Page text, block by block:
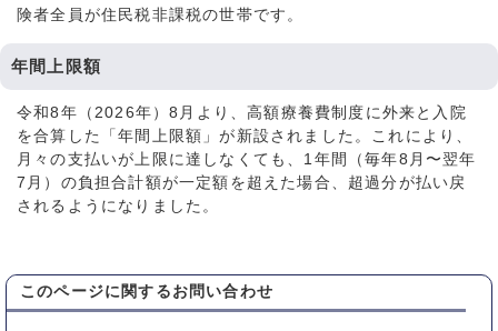
険者全員が住民税非課税の世帯です。
年間上限額
令和8年（2026年）8月より、高額療養費制度に外来と入院
を合算した「年間上限額」が新設されました。これにより、
月々の支払いが上限に達しなくても、1年間（毎年8月〜翌年
7月）の負担合計額が一定額を超えた場合、超過分が払い戻
されるようになりました。
このページに関する お問い合わせ